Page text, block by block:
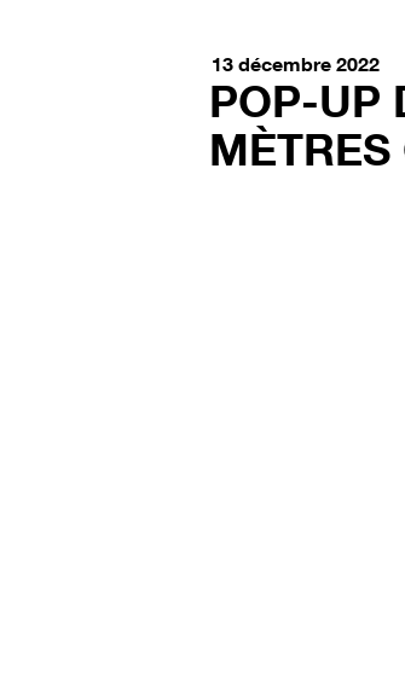
13 décembre 2022
POP-UP